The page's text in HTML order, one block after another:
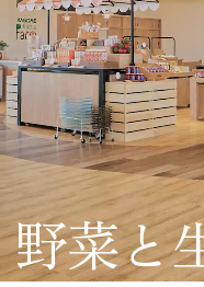
野菜の収穫体験
レストラン「IL FAGGIO
野菜生活ファ
エリアマップ
ご利用ガイド
Information
アクセス
野菜と